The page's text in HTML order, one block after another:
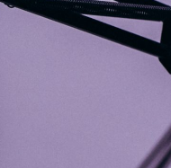
MARKETING KONTAKT